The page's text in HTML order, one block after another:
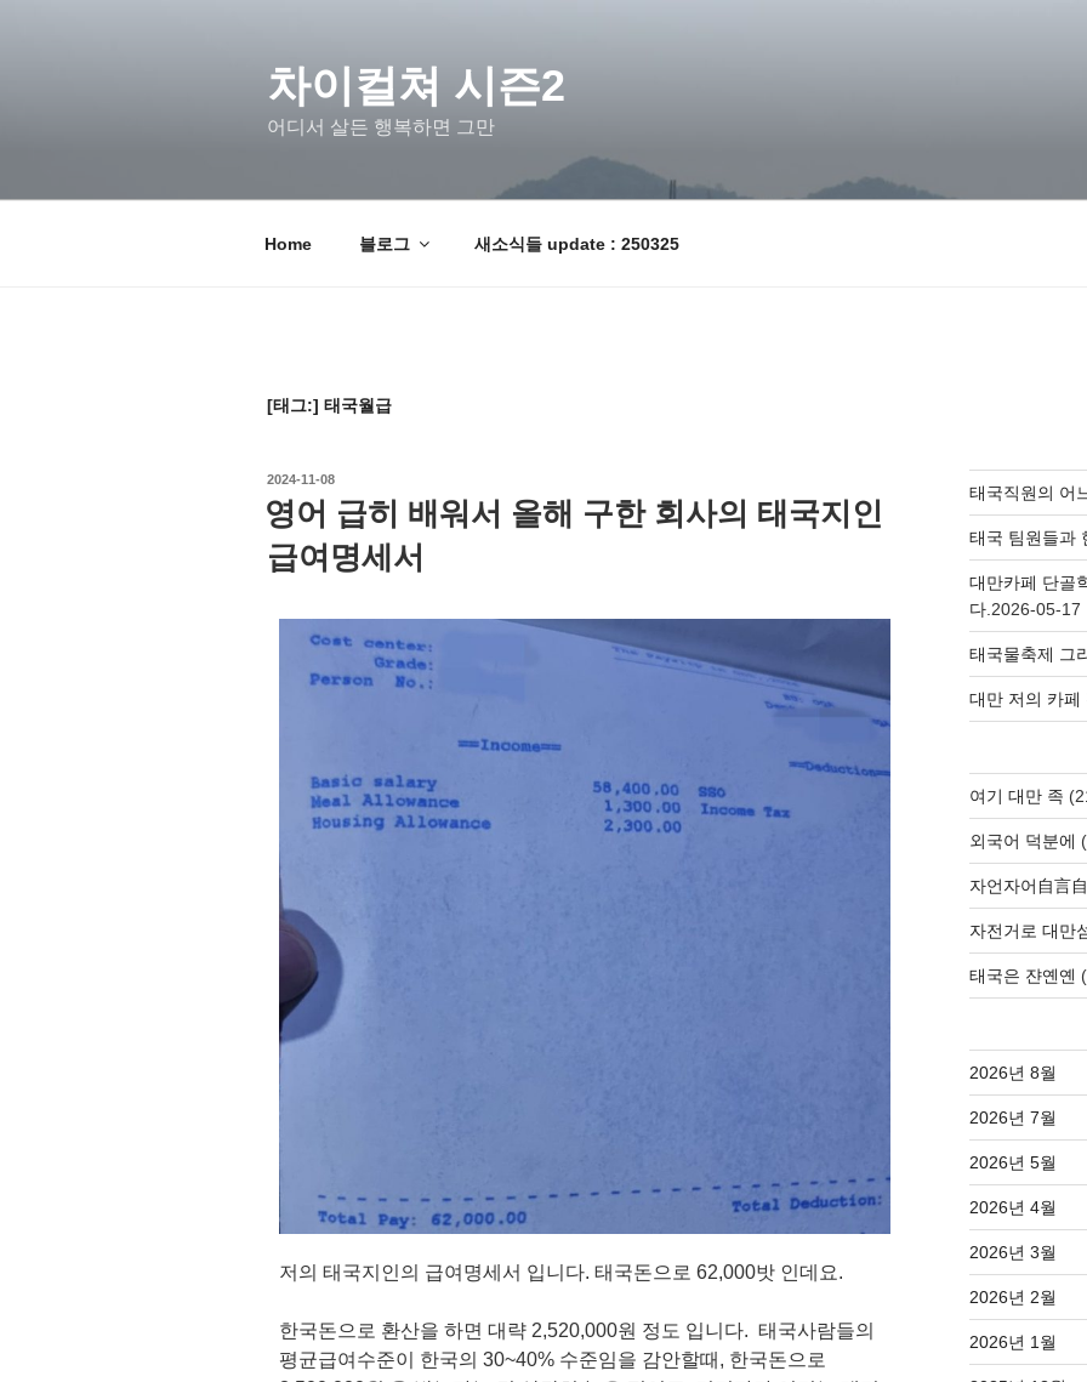
차이컬쳐 시즌2
어디서 살든 행복하면 그만
Home 블로그 새소식들 update : 250325
[태그:] 태국월급
2024-11-08
영어 급히 배워서 올해 구한 회사의 태국지인
급여명세서
저의 태국지인의 급여명세서 입니다. 태국돈으로 62,000밧 인데요.
한국돈으로 환산을 하면 대략 2,520,000원 정도 입니다. 태국사람들의
평균급여수준이 한국의 30~40% 수준임을 감안할때, 한국돈으로
태국직원의 어
태국 팀원들과
대만카페 단골
다. 2026-05-17
태국물축제 그
대만 저의 카페
여기 대만 족
외국어 덕분에
자언자어自言
자전거로 대만
태국은 쟌옌옌
2026년 8월
2026년 7월
2026년 5월
2026년 4월
2026년 3월
2026년 2월
2026년 1월